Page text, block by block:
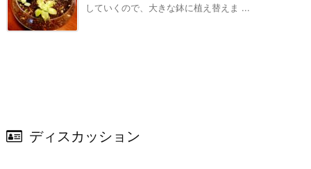
していくので、大きな鉢に植え替えま ...
ディスカッション